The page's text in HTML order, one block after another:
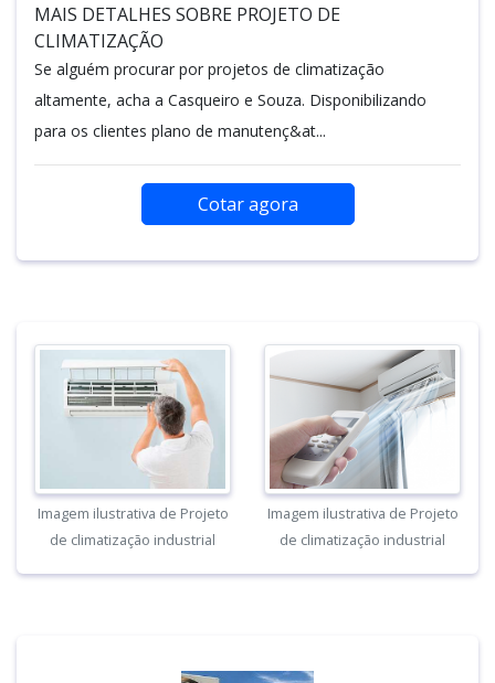
MAIS DETALHES SOBRE PROJETO DE
CLIMATIZAÇÃO
Se alguém procurar por projetos de climatização
altamente, acha a Casqueiro e Souza. Disponibilizando
para os clientes plano de manutenç&at...
Cotar agora
Imagem ilustrativa de Projeto
de climatização industrial
Imagem ilustrativa de Projeto
de climatização industrial